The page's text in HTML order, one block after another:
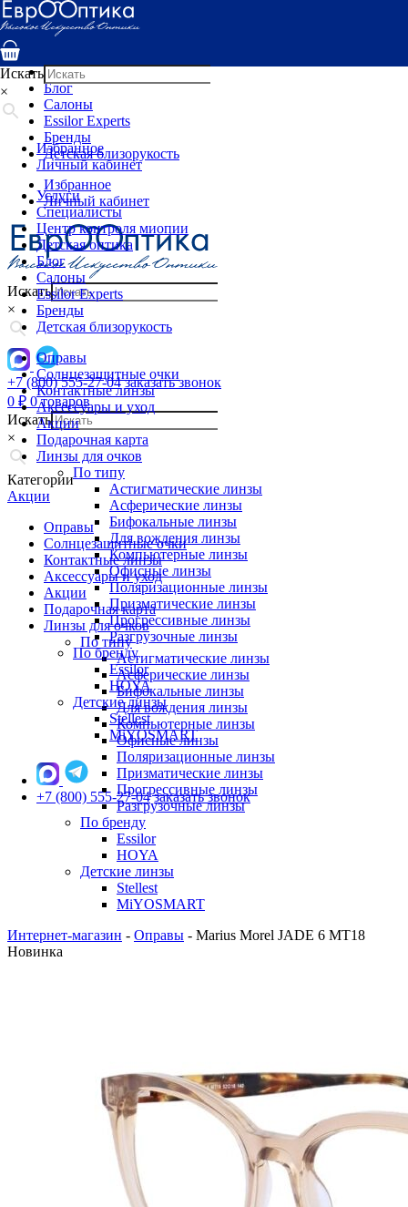
Услуги
Специалисты
Детская оптика
Блог
Салоны
Essilor Experts
Бренды
Детская близорукость
Избранное
Личный кабинет
Искать
×
+7 (800) 555-27-04 заказать звонок
0 ₽ 0 товаров
Искать
×
Категории
Акции
Оправы
Солнцезащитные очки
Контактные линзы
Аксессуары и уход
Акции
Подарочная карта
Линзы для очков
По типу
Астигматические линзы
Асферические линзы
Бифокальные линзы
Для вождения линзы
Компьютерные линзы
Офисные линзы
Поляризационные линзы
Призматические линзы
Прогрессивные линзы
Разгрузочные линзы
По бренду
Essilor
HOYA
Детские линзы
Stellest
MiYOSMART
Искать
×
Избранное
Личный кабинет
Услуги
Специалисты
Центр контроля миопии
Детская оптика
Блог
Салоны
Essilor Experts
Бренды
Детская близорукость
Оправы
Солнцезащитные очки
Контактные линзы
Аксессуары и уход
Акции
Подарочная карта
Линзы для очков
По типу
Астигматические линзы
Асферические линзы
Бифокальные линзы
Для вождения линзы
Компьютерные линзы
Офисные линзы
Поляризационные линзы
Призматические линзы
Прогрессивные линзы
Разгрузочные линзы
По бренду
Essilor
HOYA
Детские линзы
Stellest
MiYOSMART
+7 (800) 555-27-04 заказать звонок
Интернет-магазин - Оправы - Marius Morel JADE 6 MT18
Новинка